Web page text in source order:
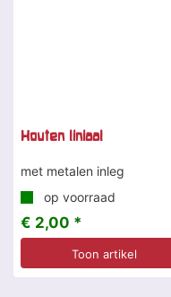
Houten liniaal
met metalen inleg
op voorraad
€ 2,00 *
Toon artikel